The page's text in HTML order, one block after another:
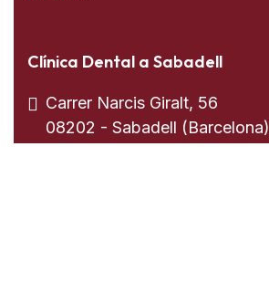
Clínica Dental a Sabadell
Carrer Narcis Giralt, 56
08202 - Sabadell (Barcelona)